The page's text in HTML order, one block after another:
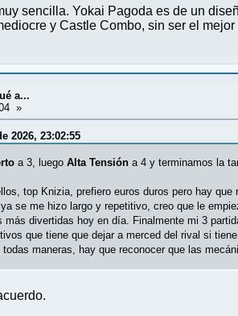
sencilla. Yokai Pagoda es de un
y Castle Combo, sin ser el
a...
»
2026, 23:02:55
a 3, luegoAlta Tensión a 4 y terminamos la
top Knizia, prefiero euros duros pero hay
se me hizo largo y repetitivo, creo que le
divertidas hoy en día. Finalmente mi 3
que tiene que dejar a merced del rival si
maneras, hay que reconocer que las